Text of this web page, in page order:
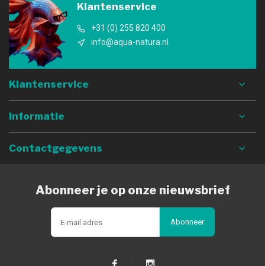
Klantenservice
+31 (0) 255 820 400
info@aqua-natura.nl
Klantenservice
Informatie
Contactgegevens
Abonneer je op onze nieuwsbrief
Abonneer